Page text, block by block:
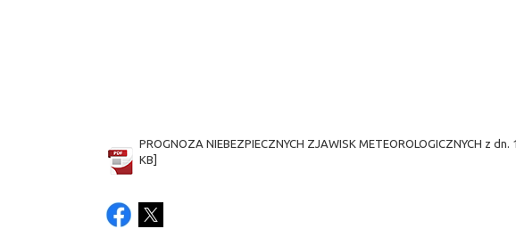
PROGNOZA NIEBEZPIECZNYCH ZJAWISK METEOROLOGICZNYCH z
KB]